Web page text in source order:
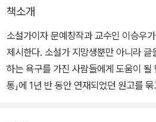
책소개
소설가이자 문예창작과 교수인 이승우
제시한다. 소설가 지망생뿐만 아니라
하는 욕구를 가진 사람들에게 도움이 될
통」에 1년 반 동안 연재되었던 원고를